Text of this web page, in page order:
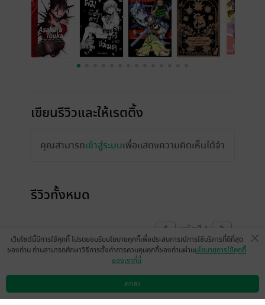
เขียนรีวิวและให้เรตติ้ง
คุณสามารถเข้าสู่ระบบเพื่อแสดงความคิดเห็นได้จ้า
รีวิวทั้งหมด
หน้าที่ 1
ดาวน์โหลดแอป วิธีการใช้งาน ติดต่อเรา
เว็บไซต์นี้มีการใช้คุกกี้ โปรดยอมรับนโยบายคุกกี้เพื่อประสบการณ์การใช้บริการที่ดีที่สุด
ของท่าน ท่านสามารถศึกษาวิธีการตั้งค่าการควบคุมคุกกี้ของท่านผ่านนโยบายการใช้คุกกี้
ของเราที่นี่
ตกลง